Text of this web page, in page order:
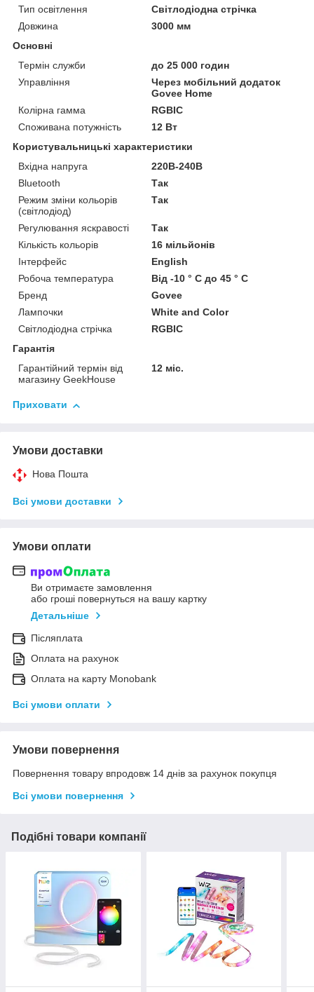
Тип освітлення
Світлодіодна стрічка
Довжина
3000 мм
Основні
Термін служби
до 25 000 годин
Управління
Через мобільний додаток
Govee Home
Колірна гамма
RGBIC
Споживана потужність
12 Вт
Користувальницькі характеристики
Вхідна напруга
220В-240В
Bluetooth
Так
Режим зміни кольорів
(світлодіод)
Так
Регулювання яскравості
Так
Кількість кольорів
16 мільйонів
Інтерфейс
English
Робоча температура
Від -10 ° C до 45 ° C
Бренд
Govee
Лампочки
White and Color
Світлодіодна стрічка
RGBIC
Гарантія
Гарантійний термін від
магазину GeekHouse
12 міс.
Приховати
Умови доставки
Нова Пошта
Всі умови доставки
Умови оплати
Ви отримаєте замовлення
або гроші повернуться на вашу картку
Детальніше
Післяплата
Оплата на рахунок
Оплата на карту Monobank
Всі умови оплати
Умови повернення
Повернення товару впродовж 14 днів за рахунок покупця
Всі умови повернення
Подібні товари компанії